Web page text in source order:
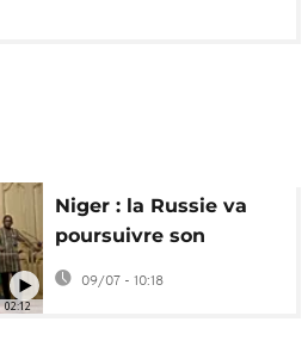
02:12
Niger : la Russie va
poursuivre son
soutien militaire aux
pays de l’AES
09/07 - 10:18